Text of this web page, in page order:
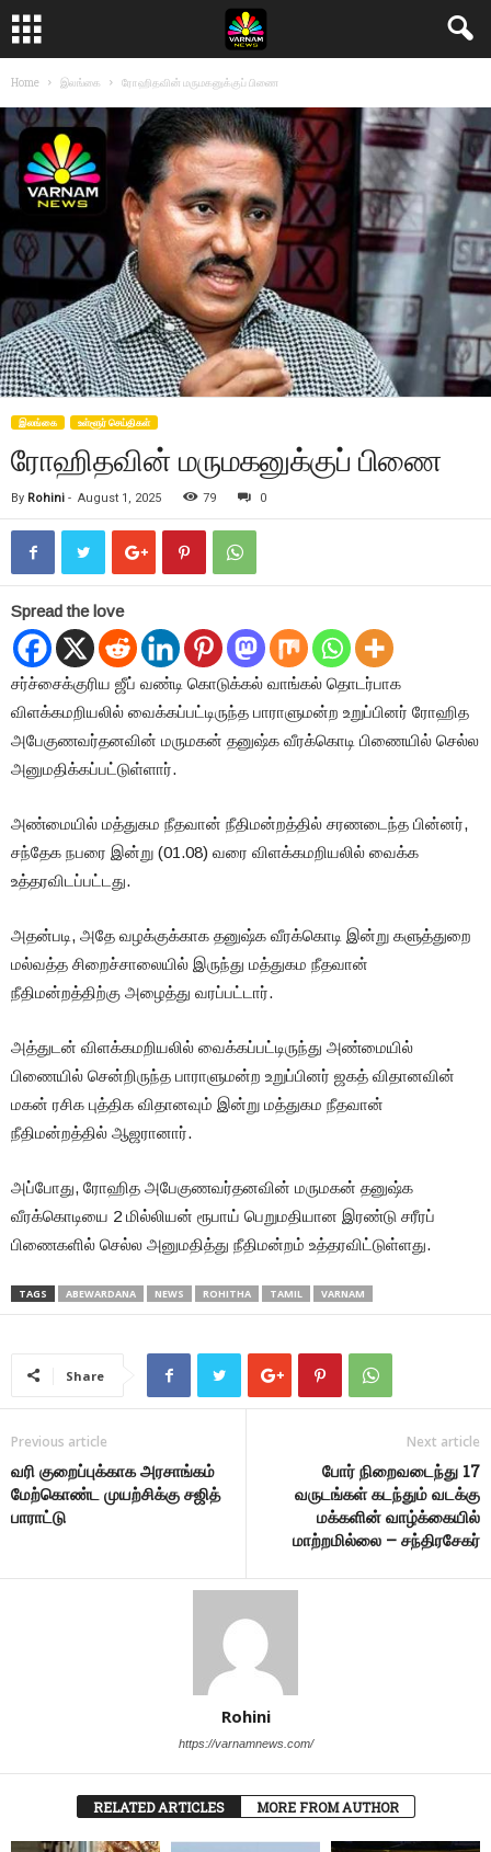
Home இலங்கை ரோஹிதவின் மருமகனுக்குப் பிணை
இலங்கை உள்ளூர் செய்திகள்
ரோஹிதவின் மருமகனுக்குப் பிணை
By Rohini - August 1, 2025 79 0
Spread the love
சர்ச்சைக்குரிய ஜீப் வண்டி கொடுக்கல் வாங்கல் தொடர்பாக
விளக்கமறியலில் வைக்கப்பட்டிருந்த பாராளுமன்ற உறுப்பினர் ரோஹித
அபேகுணவர்தனவின் மருமகன் தனுஷ்க வீரக்கொடி பிணையில் செல்ல
அனுமதிக்கப்பட்டுள்ளார்.
அண்மையில் மத்துகம நீதவான் நீதிமன்றத்தில் சரணடைந்த பின்னர்,
சந்தேக நபரை இன்று (01.08) வரை விளக்கமறியலில் வைக்க
உத்தரவிடப்பட்டது.
அதன்படி, அதே வழக்குக்காக தனுஷ்க வீரக்கொடி இன்று களுத்துறை
மல்வத்த சிறைச்சாலையில் இருந்து மத்துகம நீதவான்
நீதிமன்றத்திற்கு அழைத்து வரப்பட்டார்.
அத்துடன் விளக்கமறியலில் வைக்கப்பட்டிருந்து அண்மையில்
பிணையில் சென்றிருந்த பாராளுமன்ற உறுப்பினர் ஜகத் விதானவின்
மகன் ரசிக புத்திக விதானவும் இன்று மத்துகம நீதவான்
நீதிமன்றத்தில் ஆஜரானார்.
அப்போது, ரோஹித அபேகுணவர்தனவின் மருமகன் தனுஷ்க
வீரக்கொடியை 2 மில்லியன் ரூபாய் பெறுமதியான இரண்டு சரீரப்
பிணைகளில் செல்ல அனுமதித்து நீதிமன்றம் உத்தரவிட்டுள்ளது.
TAGS ABEWARDANA NEWS ROHITHA TAMIL VARNAM
Share
Previous article
வரி குறைப்புக்காக அரசாங்கம்
மேற்கொண்ட முயற்சிக்கு சஜித்
பாராட்டு
Next article
போர் நிறைவடைந்து 17
வருடங்கள் கடந்தும் வடக்கு
மக்களின் வாழ்க்கையில்
மாற்றமில்லை – சந்திரசேகர்
Rohini
https://varnamnews.com/
RELATED ARTICLES MORE FROM AUTHOR